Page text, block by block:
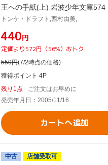
王への手紙(上) 岩波少年文庫574
トンケ・ドラフト,西村由美,
¥440円
定価より572円（56%）おトク
550円(7/2時点の価格)
獲得ポイント 4P
残り1点
ご注文はお早めに
発売年月日：2005/11/16
カートへ追加
中古
店舗受取可